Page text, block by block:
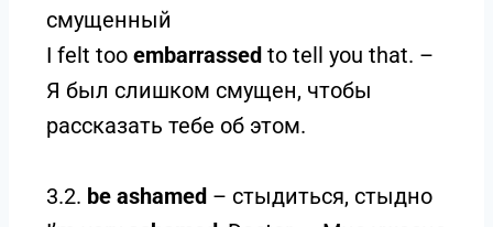
смущенный
I felt too embarrassed to tell you that. –
Я был слишком смущен, чтобы
рассказать тебе об этом.
3.2. be ashamed – стыдиться, стыдно